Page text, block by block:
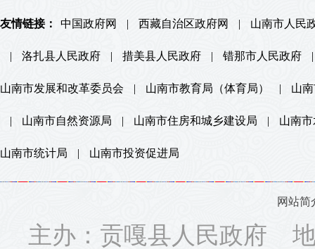
友情链接： 中国政府网 | 西藏自治区政府网 | 山南市人民
| 洛扎县人民政府 | 措美县人民政府 | 错那市人民政府 |
山南市发展和改革委员会 | 山南市教育局（体育局） | 山
| 山南市自然资源局 | 山南市住房和城乡建设局 | 山南
山南市统计局 | 山南市投资促进局
网站简
主办：贡嘎县人民政府